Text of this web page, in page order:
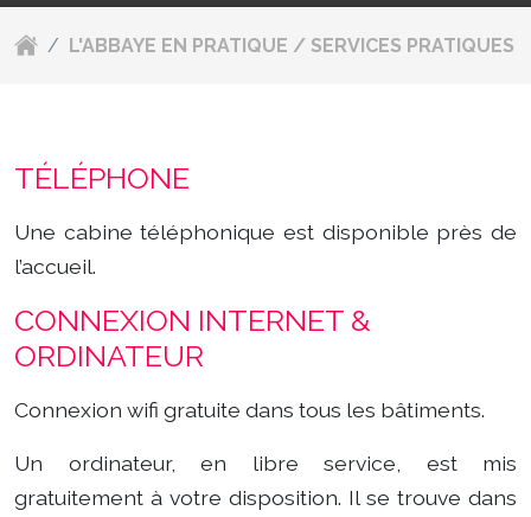
/ L'ABBAYE EN PRATIQUE / SERVICES PRATIQUES
TÉLÉPHONE
Une cabine téléphonique est disponible près de
l’accueil.
CONNEXION INTERNET &
ORDINATEUR
Connexion wifi gratuite dans tous les bâtiments.
Un ordinateur, en libre service, est mis
gratuitement à votre disposition. Il se trouve dans